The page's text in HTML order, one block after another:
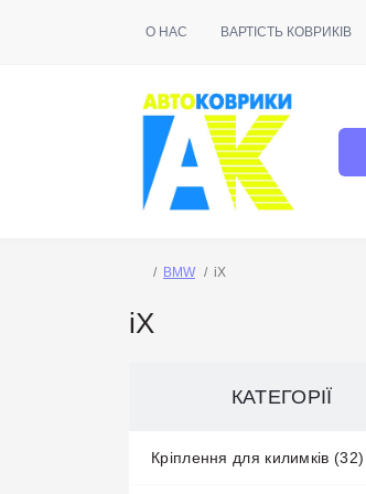
О НАС ВАРТІСТЬ КОВРИКІВ
BMW iX
iX
КАТЕГОРІЇ
Кріплення для килимків (32)